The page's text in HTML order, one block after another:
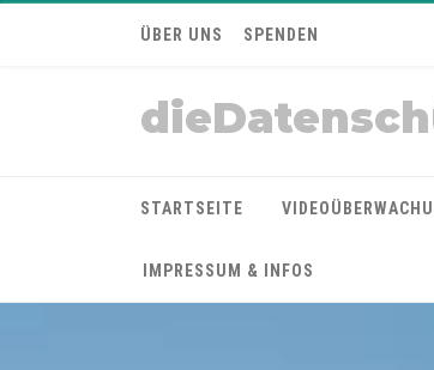
ÜBER UNS SPENDEN
STARTSEITE
IMPRESSUM & INFOS